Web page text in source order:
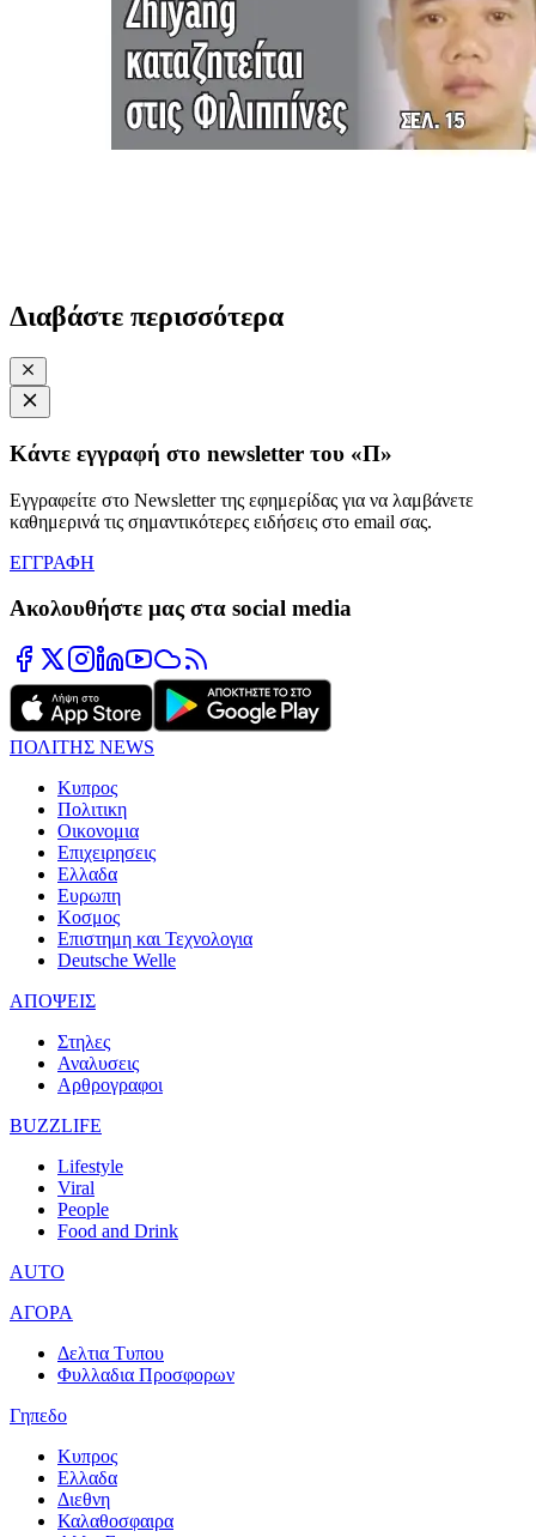
Διαβάστε περισσότερα
Κάντε εγγραφή στο newsletter του «Π»
Εγγραφείτε στο Newsletter της εφημερίδας για να λαμβάνετε
καθημερινά τις σημαντικότερες ειδήσεις στο email σας.
ΕΓΓΡΑΦΗ
Ακολουθήστε μας στα social media
ΠΟΛΙΤΗΣ NEWS
Κυπρος
Πολιτικη
Οικονομια
Επιχειρησεις
Ελλαδα
Ευρωπη
Κοσμος
Επιστημη και Τεχνολογια
Deutsche Welle
ΑΠΟΨΕΙΣ
Στηλες
Αναλυσεις
Αρθρογραφοι
BUZZLIFE
Lifestyle
Viral
People
Food and Drink
AUTO
ΑΓΟΡΑ
Δελτια Τυπου
Φυλλαδια Προσφορων
Γηπεδο
Κυπρος
Ελλαδα
Διεθνη
Καλαθοσφαιρα